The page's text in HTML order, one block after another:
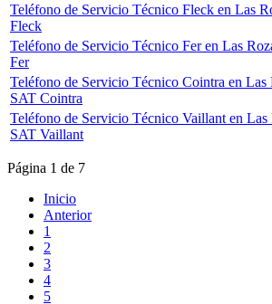
Teléfono de Servicio Técnico Fleck en Las
Fleck
Teléfono de Servicio Técnico Fer en Las
Fer
Teléfono de Servicio Técnico Cointra en Las
SAT Cointra
Teléfono de Servicio Técnico Vaillant en Las
SAT Vaillant
Página 1 de 7
Inicio
Anterior
1
2
3
4
5